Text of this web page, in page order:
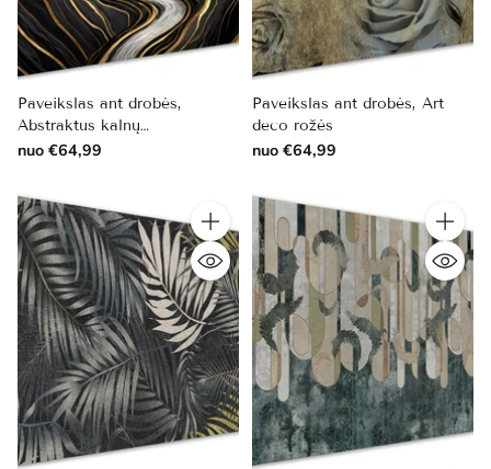
Paveikslas ant drobės,
Abstraktus kalnų
kraštovaizdis.
nuo €64,99
Paveikslas ant drobės, Art
deco rožės
nuo €64,99
Kiekis Kiekis